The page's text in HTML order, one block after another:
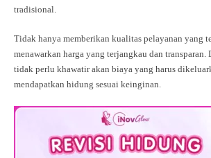
tradisional.
Tidak hanya memberikan kualitas pelayanan yang
menawarkan harga yang terjangkau dan transparan.
tidak perlu khawatir akan biaya yang harus
mendapatkan hidung sesuai keinginan.